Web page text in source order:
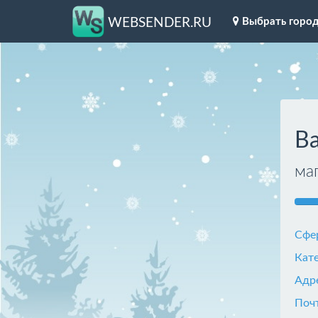
WEBSENDER.RU Выбрать